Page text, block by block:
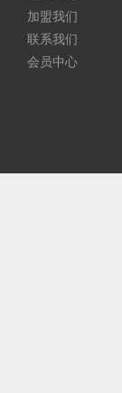
加盟我们
联系我们
会员中心